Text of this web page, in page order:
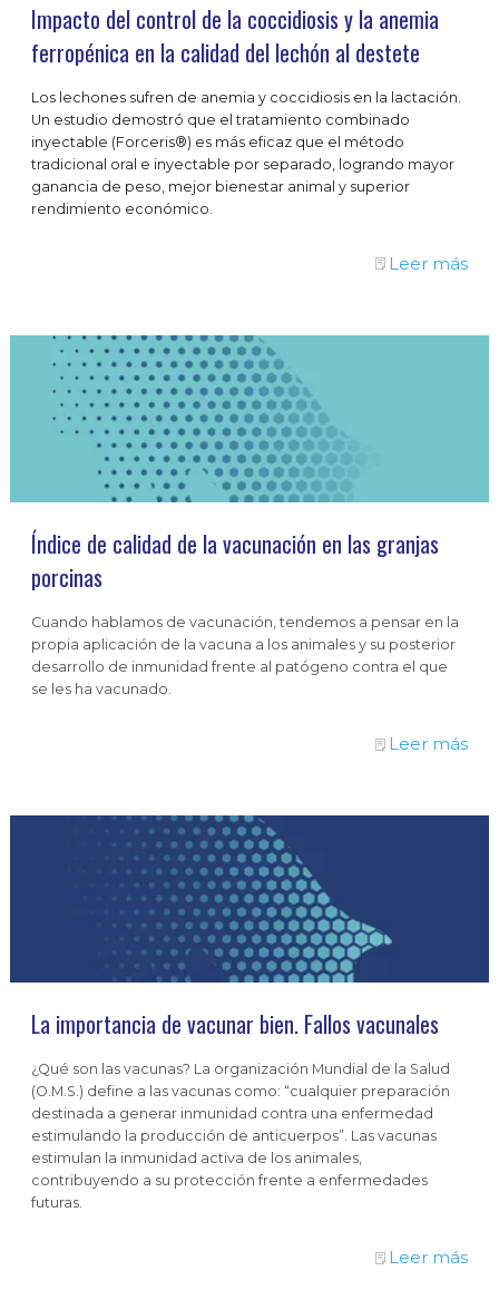
Impacto del control de la coccidiosis y la anemia
ferropénica en la calidad del lechón al destete
Los lechones sufren de anemia y coccidiosis en la lactación.
Un estudio demostró que el tratamiento combinado
inyectable (Forceris®) es más eficaz que el método
tradicional oral e inyectable por separado, logrando mayor
ganancia de peso, mejor bienestar animal y superior
rendimiento económico.
Leer más
Índice de calidad de la vacunación en las granjas
porcinas
Cuando hablamos de vacunación, tendemos a pensar en la
propia aplicación de la vacuna a los animales y su posterior
desarrollo de inmunidad frente al patógeno contra el que
se les ha vacunado.
Leer más
La importancia de vacunar bien. Fallos vacunales
¿Qué son las vacunas? La organización Mundial de la Salud
(O.M.S.) define a las vacunas como: “cualquier preparación
destinada a generar inmunidad contra una enfermedad
estimulando la producción de anticuerpos”. Las vacunas
estimulan la inmunidad activa de los animales,
contribuyendo a su protección frente a enfermedades
futuras.
Leer más